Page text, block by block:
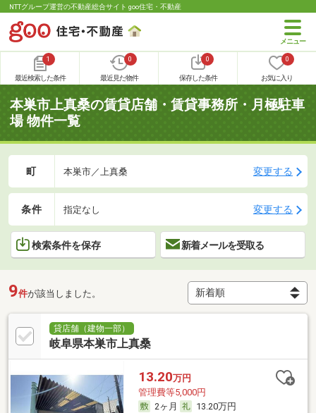
NTTグループ運営の不動産総合サイト goo住宅・不動産
1
最近検索した条件
0
最近見た物件
0
保存した条件
0
お気に入り
本巣市上真桑の賃貸店舗・賃貸事務所・月極駐車
場 物件一覧
町 本巣市／上真桑 変更する
条件 指定なし 変更する
検索条件を保存 新着メールを受取る
9件が該当しました。
貸店舗（建物一部）
岐阜県本巣市上真桑
13.20万円
管理費等5,000円
2ヶ月
13.20万円